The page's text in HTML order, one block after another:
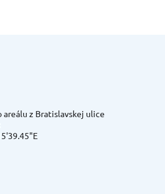
areálu z Bratislavskej ulice